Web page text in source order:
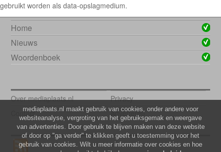
gebruikt worden als data-opslagmedium.
Home
Nieuws
Woordenboek
Over mediaplaats.nl
Privacy
Contact
Adverteren
mediaplaats.nl maakt gebruik van cookies, onder andere voor
websiteanalyse, vergroting van het gebruiksgemak en weergave
van advertenties. Door gebruik te blijven maken van deze website
of door op "ga verder" te klikken geeft u toestemming voor het
gebruik van cookies. Wilt u meer informatie over cookies en hoe